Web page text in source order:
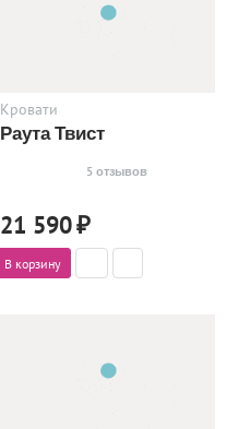
Кровати
Раута Твист
5 отзывов
21 590₽
В корзину